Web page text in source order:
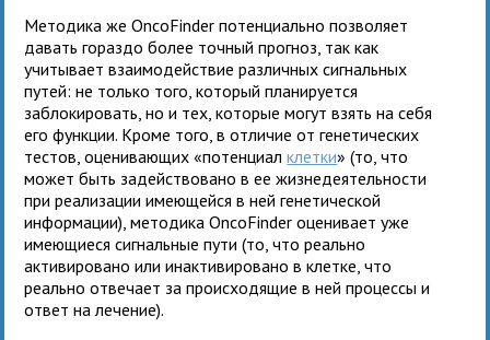
Методика же OncoFinder потенциально позволяет
давать гораздо более точный прогноз, так как
учитывает взаимодействие различных сигнальных
путей: не только того, который планируется
заблокировать, но и тех, которые могут взять на себя
его функции. Кроме того, в отличие от генетических
тестов, оценивающих «потенциалклетки» (то, что
может быть задействовано в ее жизнедеятельности
при реализации имеющейся в ней генетической
информации), методика OncoFinder оценивает уже
имеющиеся сигнальные пути (то, что реально
активировано или инактивировано в клетке, что
реально отвечает за происходящие в ней процессы и
ответ на лечение).